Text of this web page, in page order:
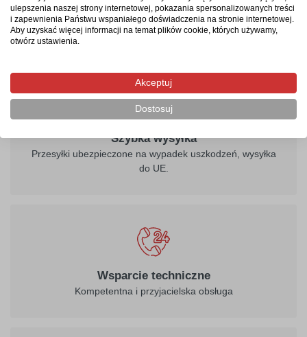
Zapoznaj się z naszą ofertą i ciesz się praktyczną tablicą
kredową wszędzie, gdzie tylko potrzebujesz!
Szybka wysyłka
Przesyłki ubezpieczone na wypadek uszkodzeń, wysyłka
do UE.
Wsparcie techniczne
Kompetentna i przyjacielska obsługa
ulepszenia naszej strony internetowej, pokazania spersonalizowanych treści
i zapewnienia Państwu wspaniałego doświadczenia na stronie internetowej.
Aby uzyskać więcej informacji na temat plików cookie, których używamy,
otwórz ustawienia.
Akceptuj
Dostosuj